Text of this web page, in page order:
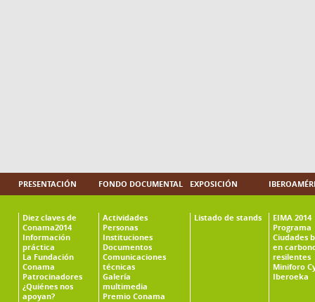
PRESENTACIÓN
Diez claves de
Conama2014
Información
práctica
La Fundación
Conama
Patrocinadores
¿Quiénes nos
apoyan?
FONDO DOCUMENTAL
Actividades
Personas
Instituciones
Documentos
Comunicaciones
técnicas
Galería
multimedia
Premio Conama
EXPOSICIÓN
Listado de stands
EIMA 2014
Programa
Ciudades
en
resilentes
Miniforo
Iberoeka